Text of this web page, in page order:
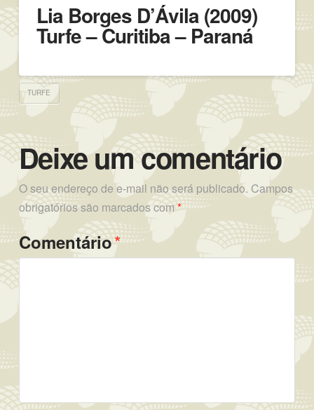
Lia Borges D’Ávila (2009)
Turfe – Curitiba – Paraná
TURFE
Deixe um comentário
O seu endereço de e-mail não será publicado. Campos
obrigatórios são marcados com*
Comentário*